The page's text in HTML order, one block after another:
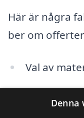
Här är några
ber om
Val av
erfarenhet
Denna